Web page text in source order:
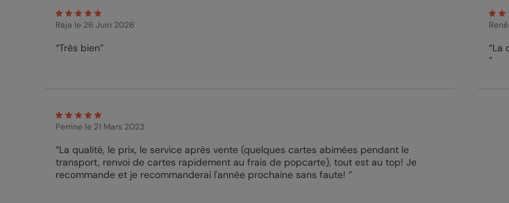
Raja le 26 Juin 2026
“Très bien”
“La
”
Perrine le 21 Mars 2023
“La qualité, le prix, le service après vente (quelques cartes abimées pendant le
transport, renvoi de cartes rapidement au frais de popcarte), tout est au top! Je
recommande et je recommanderai l'année prochaine sans faute! ”